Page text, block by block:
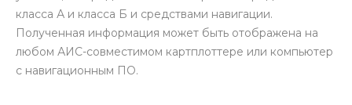
класса А и класса Б и средствами навигации.
Полученная информация может быть отображена на
любом АИС-совместимом картплоттере или компьютер
с навигационным ПО.